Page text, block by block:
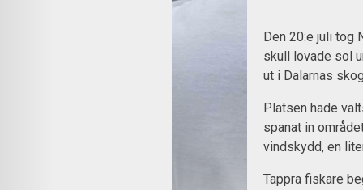
Den 20:e juli tog
skull lovade sol
ut i Dalarnas
Platsen hade
spanat in
vindskydd, en
Tappra fiskare